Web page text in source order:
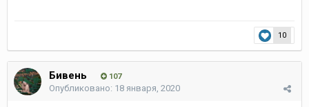
10
Бивень 107
Опубликовано: 18 января, 2020